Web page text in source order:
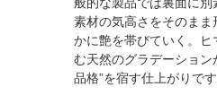
素材の気高さをそのま
かに艶を帯びていく。
む天然のグラデーショ
品格”を宿す仕上がりです